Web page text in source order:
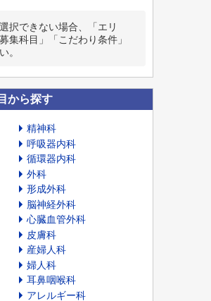
択できない場合、「エリ
集科目」「こだわり条件」
。
から探す
精神科
呼吸器内科
循環器内科
外科
形成外科
脳神経外科
心臓血管外科
皮膚科
産婦人科
婦人科
耳鼻咽喉科
アレルギー科